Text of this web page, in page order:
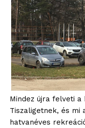
Mindez újra felveti a
Tiszaligetnek, és mi
hatvanéves